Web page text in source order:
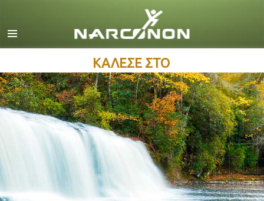
Αγγλικά
Δανέζικα
Ολλανδικά
Ελληνικά
Ισπανικά
Γαλλικά
Εβραϊκά
Ούγγρικα
Ιταλικά
ΚΑΛΕΣΕ ΣΤΟ